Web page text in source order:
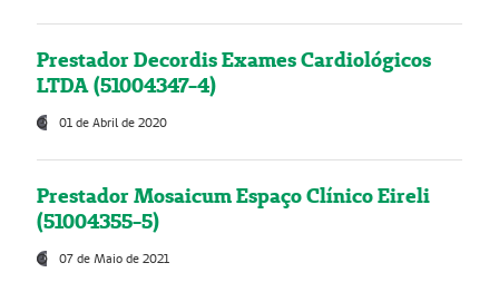
Prestador Decordis Exames Cardiológicos
LTDA (51004347-4)
01 de Abril de 2020
Prestador Mosaicum Espaço Clínico Eireli
(51004355-5)
07 de Maio de 2021